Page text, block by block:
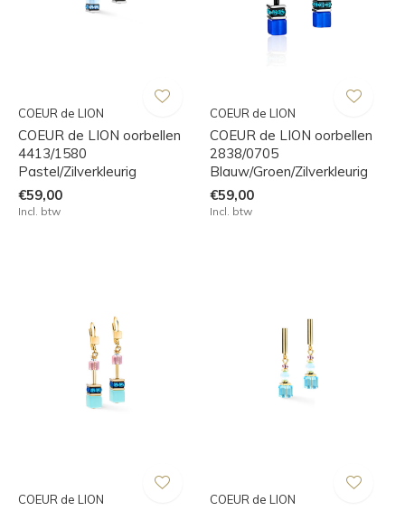
COEUR de LION
COEUR de LION oorbellen
4413/1580
Pastel/Zilverkleurig
€59,00
Incl. btw
COEUR de LION
COEUR de LION oorbellen
2838/0705
Blauw/Groen/Zilverkleurig
€59,00
Incl. btw
COEUR de LION COEUR de LION